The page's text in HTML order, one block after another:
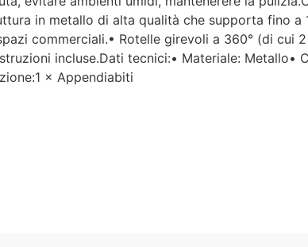
in metallo di alta qualità che supporta fino a
commerciali.• Rotelle girevoli a 360° (di
incluse.Dati tecnici:• Materiale: Metallo•
× Appendiabiti